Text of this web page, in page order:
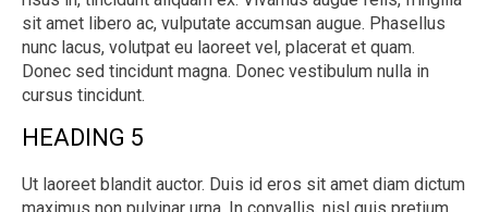
sit amet libero ac, vulputate accumsan augue. Phasellus
nunc lacus, volutpat eu laoreet vel, placerat et quam.
Donec sed tincidunt magna. Donec vestibulum nulla in
cursus tincidunt.
HEADING 5
Ut laoreet blandit auctor. Duis id eros sit amet diam dictum
maximus non pulvinar urna. In convallis, nisl quis pretium